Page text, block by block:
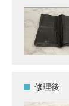
修理後